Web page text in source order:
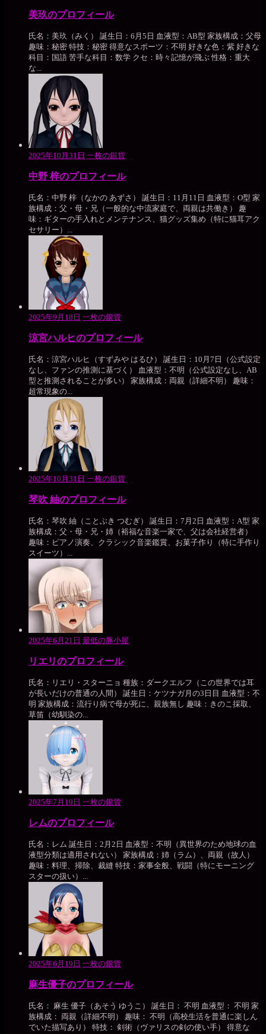
美玖のプロフィール
氏名：美玖（みく） 誕生日：6月5日 血液型：AB型 家族構成：父母
趣味：秘密 特技：秘密 得意なスポーツ：不明 好きな色：紫 好きな
科目：国語 苦手な科目：数学 クセ：時々記憶が飛ぶ 性格：重大
な...
2025年10月31日 一枚の銀貨
中野 梓のプロフィール
氏名：中野 梓（なかの あずさ） 誕生日：11月11日 血液型：O型 家
族構成：父・母・兄（一般的な中流家庭で、両親は共働き） 趣
味：ギターの手入れとメンテナンス、猫グッズ集め（特に猫耳アク
セサリー）...
2025年9月18日 一枚の銀貨
涼宮ハルヒのプロフィール
氏名：涼宮ハルヒ（すずみや はるひ） 誕生日：10月7日（公式設定
なし、ファンの推測に基づく） 血液型：不明（公式設定なし、AB
型と推測されることが多い） 家族構成：両親（詳細不明） 趣味：
超常現象の...
2025年10月31日 一枚の銀貨
琴吹 紬のプロフィール
氏名：琴吹 紬（ことぶき つむぎ） 誕生日：7月2日 血液型：A型 家
族構成：父・母・兄・姉（裕福な音楽一家で、父は会社経営者）
趣味：ピアノ演奏、クラシック音楽鑑賞、お菓子作り（特に手作り
スイーツ）...
2025年6月21日 最低の豚小屋
リエリのプロフィール
氏名：リエリ・スターニョ 種族：ダークエルフ（この世界では耳
が長いだけの普通の人間） 誕生日：ケツナガ月の3日目 血液型：不
明 家族構成：流行り病で母が死に、親族無し 趣味：きのこ採取、
草笛（幼馴染の...
2025年7月19日 一枚の銀貨
レムのプロフィール
氏名：レム 誕生日：2月2日 血液型：不明（異世界のため地球の血
液型分類は適用されない） 家族構成：姉（ラム）、両親（故人）
趣味：料理、掃除、裁縫 特技：家事全般、戦闘（特にモーニング
スターの扱い）...
2025年6月19日 一枚の銀貨
麻生優子のプロフィール
氏名： 麻生 優子（あそう ゆうこ） 誕生日： 不明 血液型： 不明 家
族構成： 両親（詳細不明） 趣味： 不明（高校生活を普通に楽しん
でいた描写あり） 特技： 剣術（ヴァリスの剣の使い手） 得意な